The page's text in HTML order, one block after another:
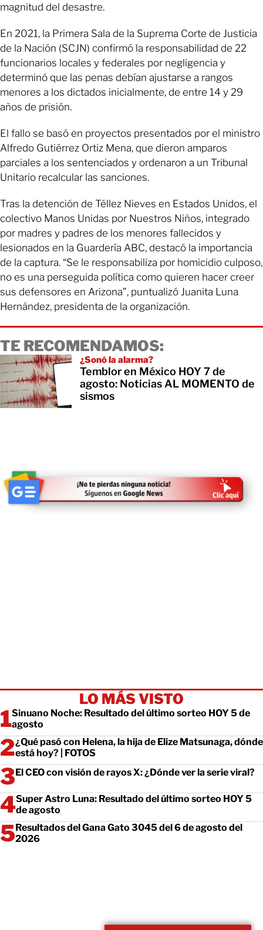
magnitud del desastre.
En 2021, la Primera Sala de la Suprema Corte de Justicia
de la Nación (SCJN) confirmó la responsabilidad de 22
funcionarios locales y federales por negligencia y
determinó que las penas debían ajustarse a rangos
menores a los dictados inicialmente, de entre 14 y 29
años de prisión.
El fallo se basó en proyectos presentados por el ministro
Alfredo Gutiérrez Ortiz Mena, que dieron amparos
parciales a los sentenciados y ordenaron a un Tribunal
Unitario recalcular las sanciones.
Tras la detención de Téllez Nieves en Estados Unidos, el
colectivo Manos Unidas por Nuestros Niños, integrado
por madres y padres de los menores fallecidos y
lesionados en la Guardería ABC, destacó la importancia
de la captura. “Se le responsabiliza por homicidio culposo,
no es una perseguida política como quieren hacer creer
sus defensores en Arizona”, puntualizó Juanita Luna
Hernández, presidenta de la organización.
TE RECOMENDAMOS:
¿Sonó la alarma?
Temblor en México HOY 7 de
agosto: Noticias AL MOMENTO de
sismos
LO MÁS VISTO
Sinuano Noche: Resultado del último sorteo HOY 5 de
agosto
¿Qué pasó con Helena, la hija de Elize Matsunaga, dónde
está hoy? | FOTOS
El CEO con visión de rayos X: ¿Dónde ver la serie viral?
Super Astro Luna: Resultado del último sorteo HOY 5
de agosto
Resultados del Gana Gato 3045 del 6 de agosto del
2026